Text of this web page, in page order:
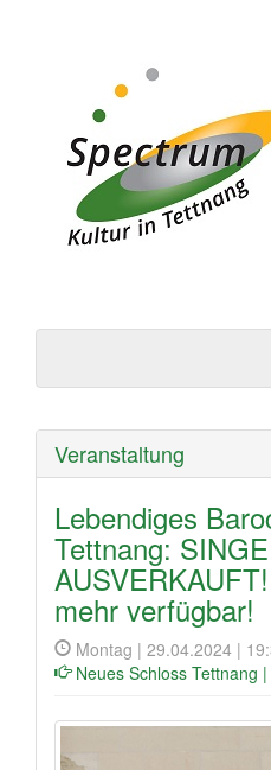
Tettnang
Veranstaltung
Lebendiges
Tettnang:
mehr verfügbar!
Montag | 29.04.2024 |
Neues Schloss Tettnang